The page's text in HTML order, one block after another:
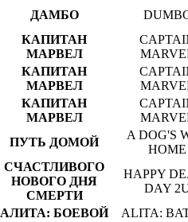
ДАМБО
КАПИТАН
МАРВЕЛ
КАПИТАН
МАРВЕЛ
КАПИТАН
МАРВЕЛ
ПУТЬ ДОМОЙ
A DOG'S
HOME
СЧАСТЛИВОГО
НОВОГО ДНЯ
СМЕРТИ
HAPPY
DAY
АЛИТА: БОЕВОЙ
ALITA: